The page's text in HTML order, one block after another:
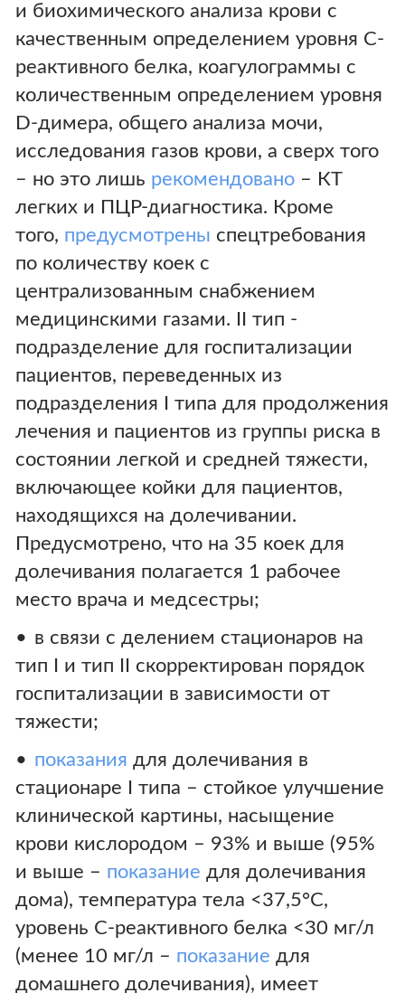
и биохимического анализа крови с
качественным определением уровня С-
реактивного белка, коагулограммы с
количественным определением уровня
D-димера, общего анализа мочи,
исследования газов крови, а сверх того
– но это лишь рекомендовано – КТ
легких и ПЦР-диагностика. Кроме
того, предусмотрены спецтребования
по количеству коек с
централизованным снабжением
медицинскими газами. II тип -
подразделение для госпитализации
пациентов, переведенных из
подразделения I типа для продолжения
лечения и пациентов из группы риска в
состоянии легкой и средней тяжести,
включающее койки для пациентов,
находящихся на долечивании.
Предусмотрено, что на 35 коек для
долечивания полагается 1 рабочее
место врача и медсестры;
в связи с делением стационаров на
тип I и тип II скорректирован порядок
госпитализации в зависимости от
тяжести;
показания для долечивания в
стационаре I типа – стойкое улучшение
клинической картины, насыщение
крови кислородом – 93% и выше (95%
и выше – показание для долечивания
дома), температура тела <37,5°С,
уровень С-реактивного белка <30 мг/л
(менее 10 мг/л – показание для
домашнего долечивания), имеет